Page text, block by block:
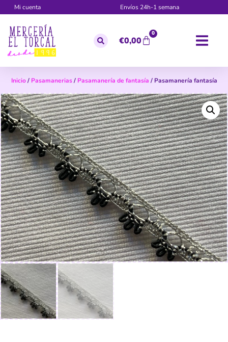
Mi cuenta Envíos 24h-1 semana
€0,00
0
Inicio/ Pasamanerias/ Pasamanería de fantasía / Pasamanería fantasía